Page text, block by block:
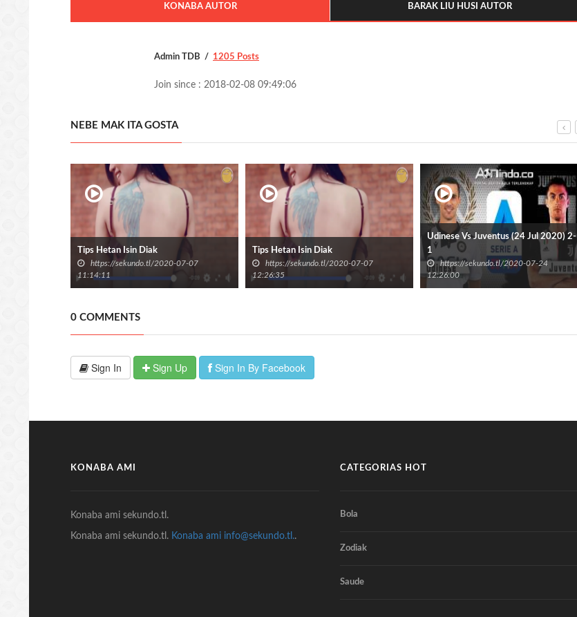
KONABA AUTOR BARAK LIU HUSI AUTOR
Admin TDB 1205 Posts
Join since : 2018-02-08 09:49:06
NEBE MAK ITA GOSTA
Tips Hetan Isin Diak
https://sekundo.tl/2020-07-07
11:14:11
Tips Hetan Isin Diak
https://sekundo.tl/2020-07-07
12:26:35
Udinese Vs Juventus (24 Jul 2020) 2-
1
https://sekundo.tl/2020-07-24
12:26:00
0 COMMENTS
Sign In Sign Up Sign In By Facebook
KONABA AMI
Konaba ami sekundo.tl.
Konaba ami sekundo.tl. Konaba ami info@sekundo.tl..
CATEGORIAS HOT
Bola
Zodiak
Saude